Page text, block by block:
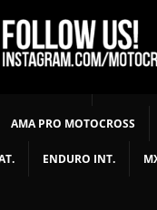
MX NEWS MX
ADAC MX MASTERS
AMA PRO MOTOCROSS
ENDURO INT.